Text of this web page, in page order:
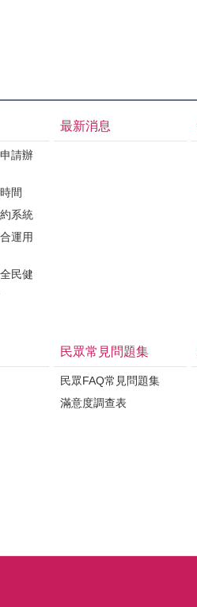
請辦
間
系統
運用
民健
最新消息
民眾常見問題集
民眾FAQ常見問題集
滿意度調查表